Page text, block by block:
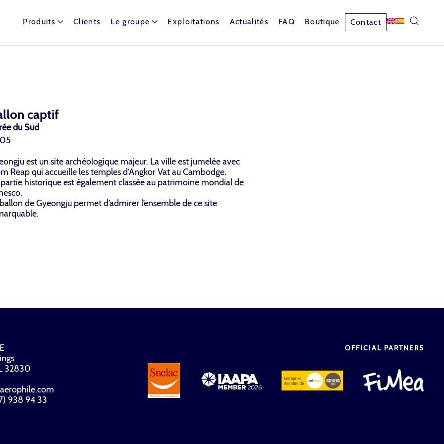
Produits Clients Le groupe Exploitations Actualités FAQ Boutique Contact
captif
du Sud
est un site archéologique majeur. La ville est jumelée avec
Reap qui accueille les temples d’Angkor Vat au Cambodge.
historique est également classée au patrimoine mondial de
de Gyeongju permet d’admirer l’ensemble de ce site
32830
938 94 33
OFFICIAL PARTNERS